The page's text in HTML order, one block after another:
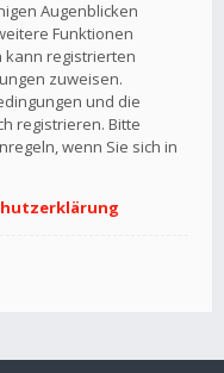
Augenblicken
Funktionen
kann registrierten
zuweisen.
und die
registrieren. Bitte
wenn Sie sich in